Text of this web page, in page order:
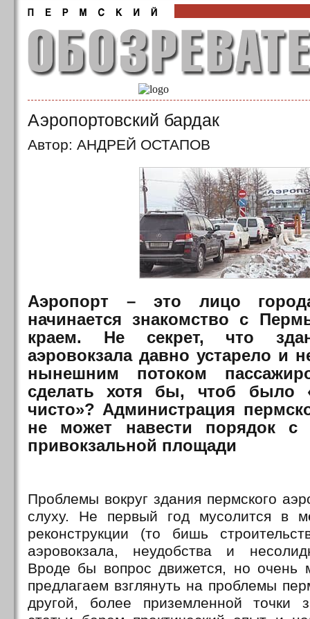
Аэропортовский бардак
Автор: АНДРЕЙ ОСТАПОВ
Аэропорт – это лицо
начинается знакомство с
краем. Не секрет, что
аэровокзала давно устарело и
нынешним потоком
сделать хотя бы, чтоб было
чисто»? Администрация
не может навести порядок с
привокзальной площади
Проблемы вокруг здания пермского
слуху. Не первый год мусолится в
реконструкции (то бишь
аэровокзала, неудобства и
Вроде бы вопрос движется, но
предлагаем взглянуть на проблемы
другой, более приземленной точки